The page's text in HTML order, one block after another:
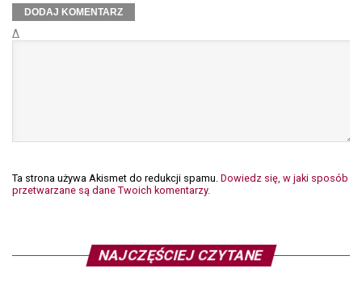
Δ
Ta strona używa Akismet do redukcji spamu. Dowiedz się, w jaki sposób
przetwarzane są dane Twoich komentarzy.
NAJCZĘŚCIEJ CZYTANE